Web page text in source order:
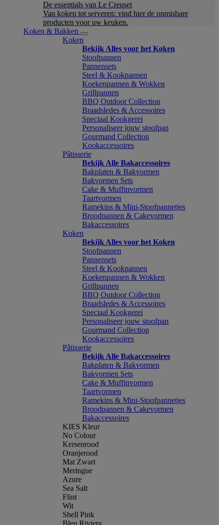
De essentials van Le Creuset
Van koken tot serveren: vind hier de onmisbare
producten voor uw keuken.
Koken & Bakken
Koken
Bekijk Alles voor het Koken
Stoofpannen
Pannensets
Steel & Kookpannen
Koekenpannen & Wokken
Grillpannen
BBQ Outdoor Collection
Braadsledes & Accessoires
Speciaal Kookgerei
Personaliseer jouw stoofpan
Gourmand Collection
Kookaccessoires
Pâtisserie
Bekijk Alle Bakaccessoires
Bakplaten & Bakvormen
Bakvormen Sets
Cake & Muffinvormen
Taartvormen
Ramekins & Mini-Stoofpannetjes
Broodpannen & Cakevormen
Bakaccessoires
Koken
Bekijk Alles voor het Koken
Stoofpannen
Pannensets
Steel & Kookpannen
Koekenpannen & Wokken
Grillpannen
BBQ Outdoor Collection
Braadsledes & Accessoires
Speciaal Kookgerei
Personaliseer jouw stoofpan
Gourmand Collection
Kookaccessoires
Pâtisserie
Bekijk Alle Bakaccessoires
Bakplaten & Bakvormen
Bakvormen Sets
Cake & Muffinvormen
Taartvormen
Ramekins & Mini-Stoofpannetjes
Broodpannen & Cakevormen
Bakaccessoires
KIES Kleur
No Colour
Kersenrood
Oranjerood
Mat Zwart
Meringue
Azure
Sea Salt
Flint
Wit
Shell Pink
Bleu Riviera